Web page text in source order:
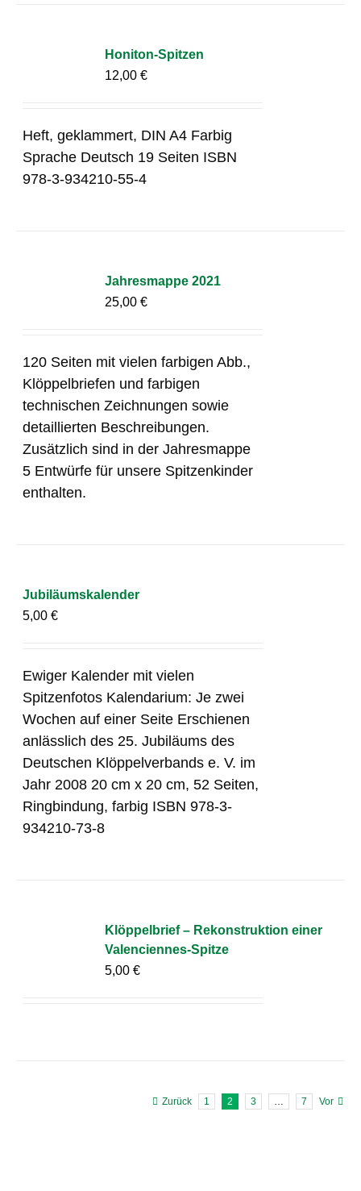
Honiton-Spitzen
12,00€
Heft, geklammert, DIN A4 Farbig
Sprache Deutsch 19 Seiten ISBN
978-3-934210-55-4
Jahresmappe 2021
25,00€
120 Seiten mit vielen farbigen Abb.,
Klöppelbriefen und farbigen
technischen Zeichnungen sowie
detaillierten Beschreibungen.
Zusätzlich sind in der Jahresmappe
5 Entwürfe für unsere Spitzenkinder
enthalten.
Jubiläumskalender
5,00€
Ewiger Kalender mit vielen
Spitzenfotos Kalendarium: Je zwei
Wochen auf einer Seite Erschienen
anlässlich des 25. Jubiläums des
Deutschen Klöppelverbands e. V. im
Jahr 2008 20 cm x 20 cm, 52 Seiten,
Ringbindung, farbig ISBN 978-3-
934210-73-8
Klöppelbrief – Rekonstruktion einer
Valenciennes-Spitze
5,00€
Zurück 1 2 3 7 Vor